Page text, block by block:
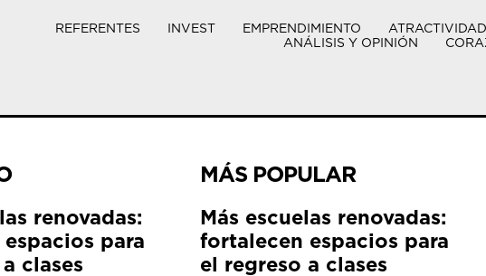
REFERENTES INVEST EMPRENDIMIENTO ATRACTIVIDAD
ANÁLISIS Y OPINIÓN
renovadas:
para
clases
MÁS POPULAR
Más escuelas renovadas:
fortalecen espacios para
el regreso a clases